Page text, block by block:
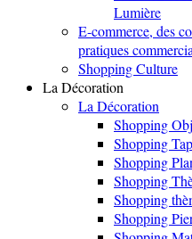
Lumière
E-commerce, des
pratiques
Shopping Culture
La Décoration
La Décoration
Shopping
Shopping
Shopping
Shopping
Shopping
Shopping